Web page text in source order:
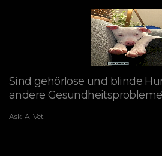
Sind gehörlose und blinde
andere
Ask-A-Vet